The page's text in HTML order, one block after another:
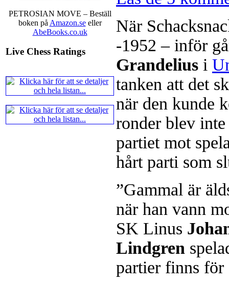
PETROSIAN MOVE – Beställ
boken på Amazon.seeller
AbeBooks.co.uk
Live Chess Ratings
När
-1952 – inför
Grandelius i
tanken att det
när den kunde
ronder blev
partiet mot
hårt parti som
”Gammal är
när han vann
SK Linus
Lindgren
partier finns för